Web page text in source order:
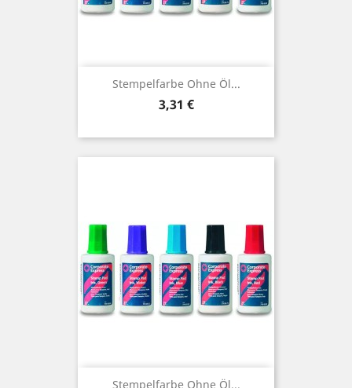
Stempelfarbe Ohne Öl...
Preis
3,31 €
Stempelfarbe Ohne Öl...